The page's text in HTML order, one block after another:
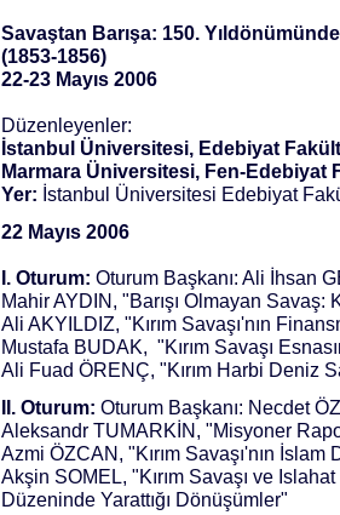
Savaştan Barışa: 150.
(1853-1856)
22-23 Mayıs 2006
Düzenleyenler:
İstanbul Üniversitesi, Edebiyat
Marmara Üniversitesi, Fen-Edebiyat
Yer: İstanbul Üniversitesi Edebiyat
22 Mayıs 2006
I. Oturum: Oturum Başkanı: Ali İhsan
Mahir AYDIN, "Barışı Olmayan Savaş:
Ali AKYILDIZ, "Kırım Savaşı'nın
Mustafa BUDAK, "Kırım Savaşı
Ali Fuad ÖRENÇ, "Kırım Harbi Deniz
II. Oturum: Oturum Başkanı: Necdet
Aleksandr TUMARKİN, "Misyoner
Azmi ÖZCAN, "Kırım Savaşı'nın İslam
Akşin SOMEL, "Kırım Savaşı ve
Düzeninde Yarattığı Dönüşümler"